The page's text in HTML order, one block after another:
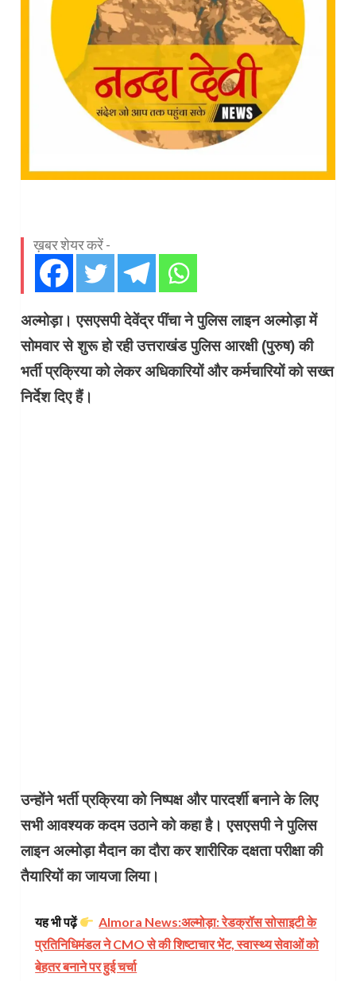
ख़बर शेयर करें -
अल्मोड़ा। एसएसपी देवेंद्र पींचा ने पुलिस लाइन अल्मोड़ा में
सोमवार से शुरू हो रही उत्तराखंड पुलिस आरक्षी (पुरुष) की
भर्ती प्रक्रिया को लेकर अधिकारियों और कर्मचारियों को सख्त
निर्देश दिए हैं।
उन्होंने भर्ती प्रक्रिया को निष्पक्ष और पारदर्शी बनाने के लिए
सभी आवश्यक कदम उठाने को कहा है। एसएसपी ने पुलिस
लाइन अल्मोड़ा मैदान का दौरा कर शारीरिक दक्षता परीक्षा की
तैयारियों का जायजा लिया।
यह भी पढ़ें
Almora News:अल्मोड़ा: रेडक्रॉस सोसाइटी के
प्रतिनिधिमंडल ने CMO से की शिष्टाचार भेंट, स्वास्थ्य सेवाओं को
बेहतर बनाने पर हुई चर्चा